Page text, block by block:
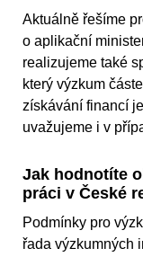
Aktuálně řešíme
o aplikační
realizujeme také
který výzkum
získávání financí
uvažujeme i v
Jak hodnotíte
práci v České
Podmínky pro
řada výzkumných